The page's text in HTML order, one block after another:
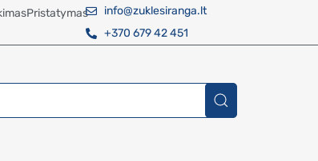
Pristatymas
info@zuklesiranga.lt
+370 679 42 451